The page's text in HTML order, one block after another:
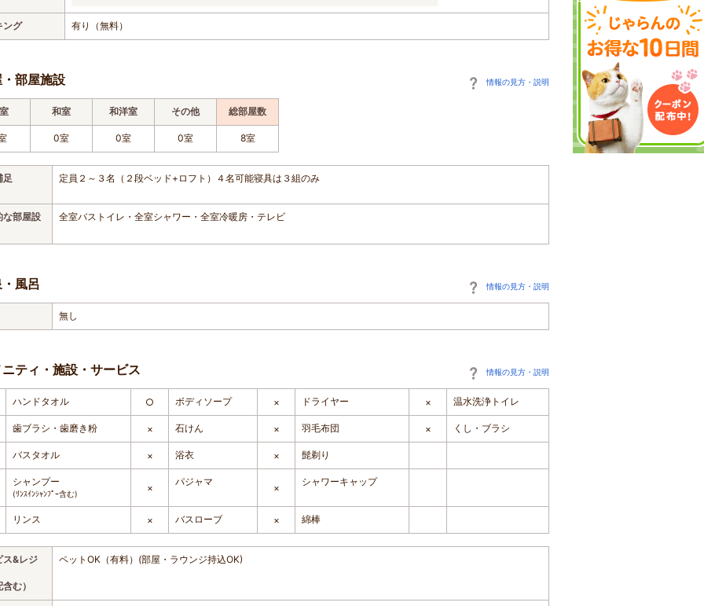
ング 有り（無料）
部屋施設 情報の見方・説明
和室 和洋室 その他 総部屋数
0室 0室 0室 8室
足 定員２～３名（２段ベッド+ロフト）４名可能寝具は３組のみ
な部屋設
全室バストイレ・全室シャワー・全室冷暖房・テレビ
風呂 情報の見方・説明
無し
ティ・施設・サービス 情報の見方・説明
ハンドタオル ○ ボディソープ × ドライヤー × 温水洗浄トイレ
歯ブラシ・歯磨き粉 × 石けん × 羽毛布団 × くし・ブラシ
バスタオル × 浴衣 × 髭剃り
シャンプー
(ﾘﾝｽｲﾝｼｬﾝﾌﾟｰ含む) ×
パジャマ
×
シャワーキャップ
リンス × バスローブ × 綿棒
ス&レジ
含む）
ペットOK（有料）(部屋・ラウンジ持込OK)